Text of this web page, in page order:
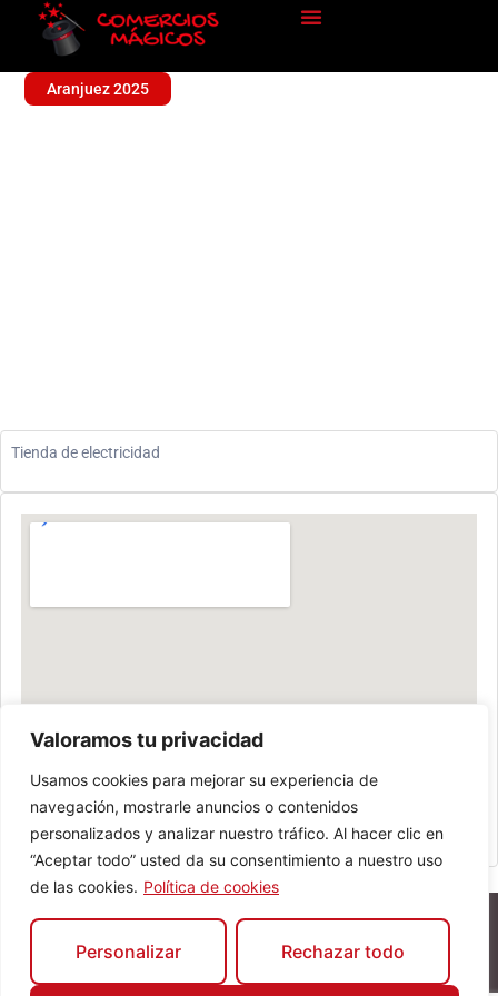
Valoramos tu privacidad
Usamos cookies para mejorar su experiencia de
navegación, mostrarle anuncios o contenidos
personalizados y analizar nuestro tráfico. Al hacer clic en
“Aceptar todo” usted da su consentimiento a nuestro uso
de las cookies. Política de cookies
Personalizar Rechazar todo
Aranjuez 2025
Tienda de electricidad